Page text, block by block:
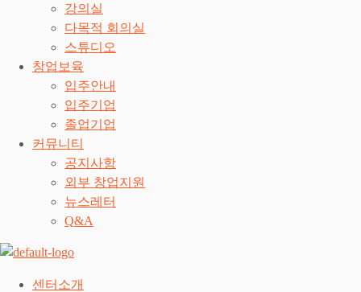
강의실
다목적 회의실
스튜디오
창업보육
입주안내
입주기업
졸업기업
커뮤니티
공지사항
외부 창업지원
뉴스레터
Q&A
센터소개